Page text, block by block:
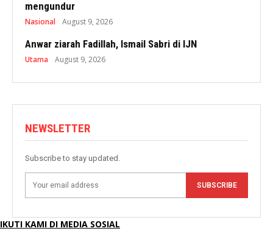
mengundur
Nasional August 9, 2026
Anwar ziarah Fadillah, Ismail Sabri di IJN
Utama August 9, 2026
NEWSLETTER
Subscribe to stay updated.
SUBSCRIBE
IKUTI KAMI DI MEDIA SOSIAL